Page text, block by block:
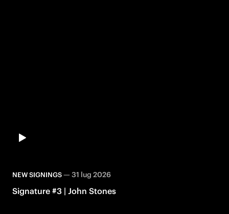
NEW SIGNINGS— 31 lug 2026
Signature #3 | John Stones